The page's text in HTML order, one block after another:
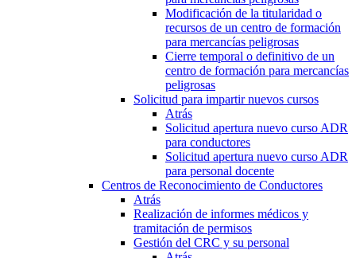
Modificación de la titularidad o
recursos de un centro de formación
para mercancías peligrosas
Cierre temporal o definitivo de un
centro de formación para mercancías
peligrosas
Solicitud para impartir nuevos cursos
Atrás
Solicitud apertura nuevo curso ADR
para conductores
Solicitud apertura nuevo curso ADR
para personal docente
Centros de Reconocimiento de Conductores
Atrás
Realización de informes médicos y
tramitación de permisos
Gestión del CRC y su personal